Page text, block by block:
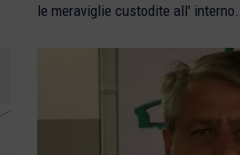
le meraviglie custodite all' interno...